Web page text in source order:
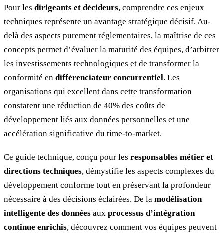
Pour les dirigeants et décideurs, comprendre ces enjeux
techniques représente un avantage stratégique décisif. Au-
delà des aspects purement réglementaires, la maîtrise de ces
concepts permet d’évaluer la maturité des équipes, d’arbitrer
les investissements technologiques et de transformer la
conformité en différenciateur concurrentiel. Les
organisations qui excellent dans cette transformation
constatent une réduction de 40% des coûts de
développement liés aux données personnelles et une
accélération significative du time-to-market.
Ce guide technique, conçu pour les responsables métier et
directions techniques, démystifie les aspects complexes du
développement conforme tout en préservant la profondeur
nécessaire à des décisions éclairées. De la modélisation
intelligente des données aux processus d’intégration
continue enrichis, découvrez comment vos équipes peuvent